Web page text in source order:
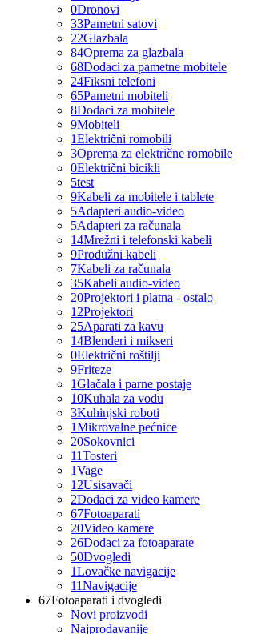
0Dronovi
33Pametni satovi
22Glazbala
84Oprema za glazbala
68Dodaci za pametne mobitele
24Fiksni telefoni
65Pametni mobiteli
8Dodaci za mobitele
9Mobiteli
1Električni romobili
3Oprema za električne romobile
0Električni bicikli
5test
9Kabeli za mobitele i tablete
5Adapteri audio-video
5Adapteri za računala
14Mrežni i telefonski kabeli
9Produžni kabeli
7Kabeli za računala
35Kabeli audio-video
20Projektori i platna - ostalo
12Projektori
25Aparati za kavu
14Blenderi i mikseri
0Električni roštilji
9Friteze
1Glačala i parne postaje
10Kuhala za vodu
3Kuhinjski roboti
1Mikrovalne pećnice
20Sokovnici
11Tosteri
1Vage
12Usisavači
2Dodaci za video kamere
67Fotoaparati
20Video kamere
26Dodaci za fotoaparate
50Dvogledi
1Lovačke navigacije
11Navigacije
67Fotoaparati i dvogledi
Novi proizvodi
Najprodavanije